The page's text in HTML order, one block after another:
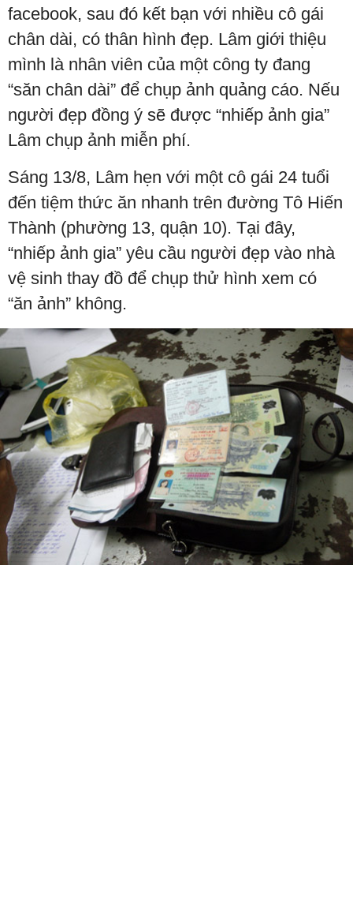
facebook, sau đó kết bạn với nhiều cô gái
chân dài, có thân hình đẹp. Lâm giới thiệu
mình là nhân viên của một công ty đang
“săn chân dài” để chụp ảnh quảng cáo. Nếu
người đẹp đồng ý sẽ được “nhiếp ảnh gia”
Lâm chụp ảnh miễn phí.
Sáng 13/8, Lâm hẹn với một cô gái 24 tuổi
đến tiệm thức ăn nhanh trên đường Tô Hiến
Thành (phường 13, quận 10). Tại đây,
“nhiếp ảnh gia” yêu cầu người đẹp vào nhà
vệ sinh thay đồ để chụp thử hình xem có
“ăn ảnh” không.